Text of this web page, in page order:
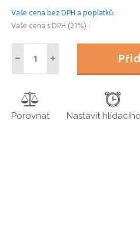
Vaše cena bez DPH a poplatků
Vaše cena s DPH (21%)
Porovnat Nastavit